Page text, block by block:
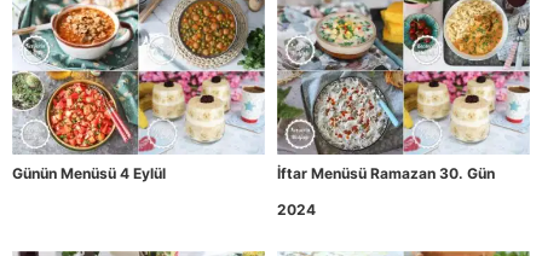
Günün Menüsü 4 Eylül
İftar Menüsü Ramazan 30. Gün
2024